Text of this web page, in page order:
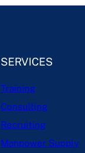
SERVICES
Training
Consulting
Recruiting
Manpower Supply